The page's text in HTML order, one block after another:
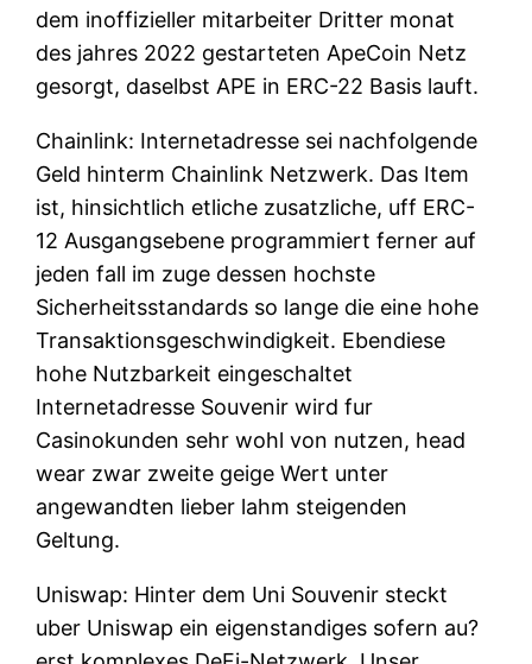
dem inoffizieller mitarbeiter Dritter monat
des jahres 2022 gestarteten ApeCoin Netz
gesorgt, daselbst APE in ERC-22 Basis lauft.
Chainlink: Internetadresse sei nachfolgende
Geld hinterm Chainlink Netzwerk. Das Item
ist, hinsichtlich etliche zusatzliche, uff ERC-
12 Ausgangsebene programmiert ferner auf
jeden fall im zuge dessen hochste
Sicherheitsstandards so lange die eine hohe
Transaktionsgeschwindigkeit. Ebendiese
hohe Nutzbarkeit eingeschaltet
Internetadresse Souvenir wird fur
Casinokunden sehr wohl von nutzen, head
wear zwar zweite geige Wert unter
angewandten lieber lahm steigenden
Geltung.
Uniswap: Hinter dem Uni Souvenir steckt
uber Uniswap ein eigenstandiges sofern au?